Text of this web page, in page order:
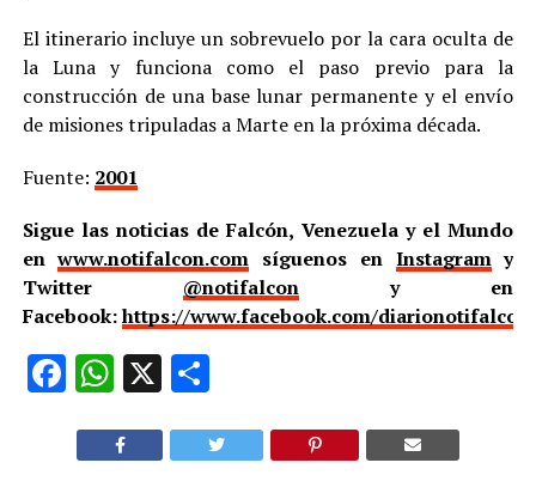
El itinerario incluye un sobrevuelo por la cara oculta de
la Luna y funciona como el paso previo para la
construcción de una base lunar permanente y el envío
de misiones tripuladas a Marte en la próxima década.
Fuente: 2001
Sigue las noticias de Falcón, Venezuela y el Mundo
enwww.notifalcon.com síguenos en Instagramy
Twitter @notifalcony en
Facebook:https://www.facebook.com/
Facebook
WhatsApp
X Compartir